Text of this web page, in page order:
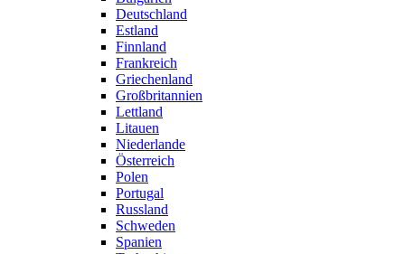
Deutschland
Estland
Finnland
Frankreich
Griechenland
Großbritannien
Lettland
Litauen
Niederlande
Österreich
Polen
Portugal
Russland
Schweden
Spanien